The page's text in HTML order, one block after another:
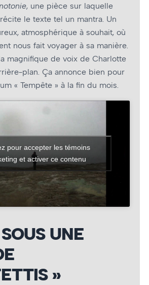
, une pièce sur laquelle
le texte tel un mantra. Un
atmosphérique à souhait, où
nous fait voyager à sa manière.
magnifique de voix de Charlotte
plan. Ça annonce bien pour
« Tempête » à la fin du mois.
pour accepter les témoins
et activer ce contenu
UNE
»